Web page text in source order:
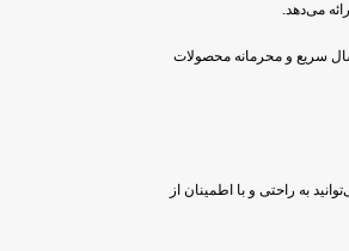
می‌دهد.
سریع و محرمانه محصولات
به راحتی و با اطمینان از